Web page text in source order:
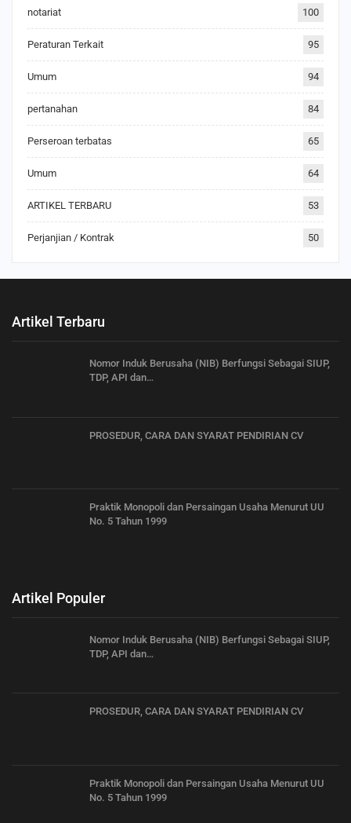
notariat 100
Peraturan Terkait 95
Umum 94
pertanahan 84
Perseroan terbatas 65
Umum 64
ARTIKEL TERBARU 53
Perjanjian / Kontrak 50
Artikel Terbaru
Nomor Induk Berusaha (NIB) Berfungsi Sebagai SIUP,
TDP, API dan…
PROSEDUR, CARA DAN SYARAT PENDIRIAN CV
Praktik Monopoli dan Persaingan Usaha Menurut UU
No. 5 Tahun 1999
Artikel Populer
Nomor Induk Berusaha (NIB) Berfungsi Sebagai SIUP,
TDP, API dan…
PROSEDUR, CARA DAN SYARAT PENDIRIAN CV
Praktik Monopoli dan Persaingan Usaha Menurut UU
No. 5 Tahun 1999